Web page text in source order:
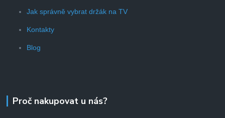
Jak správně vybrat držák na TV
Kontakty
Blog
Proč nakupovat u nás?